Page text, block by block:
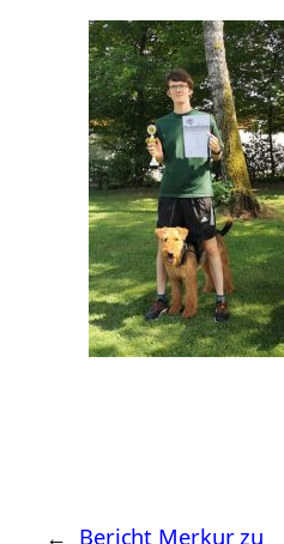
← Bericht Merkur zu